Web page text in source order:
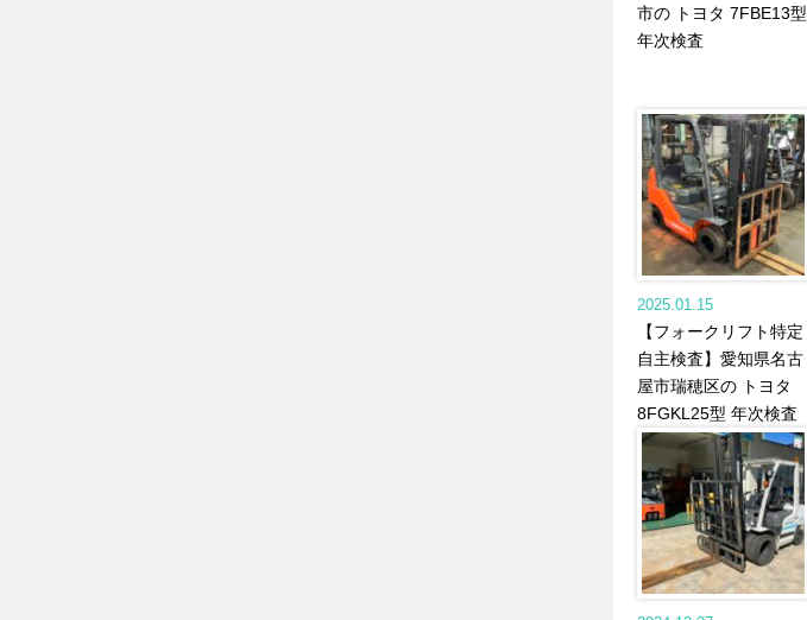
市の トヨタ 7FBE13型
年次検査
2025.01.15
【フォークリフト特定
自主検査】愛知県名古
屋市瑞穂区の トヨタ
8FGKL25型 年次検査